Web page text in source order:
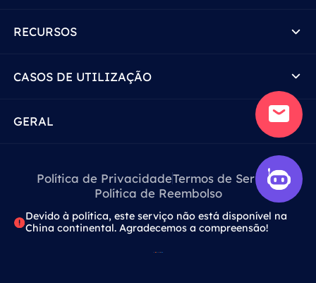
RECURSOS
CASOS DE UTILIZAÇÃO
GERAL
Política de PrivacidadeTermos de Serviço
Política de Reembolso
Devido à política, este serviço não está disponível na
China continental. Agradecemos a compreensão!